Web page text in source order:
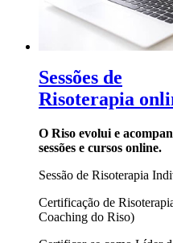
Sessões de
Risoterapia
O Riso evolui e
sessões e cursos online.
Sessão de Risoterapia
Certificação de
Coaching do Riso)